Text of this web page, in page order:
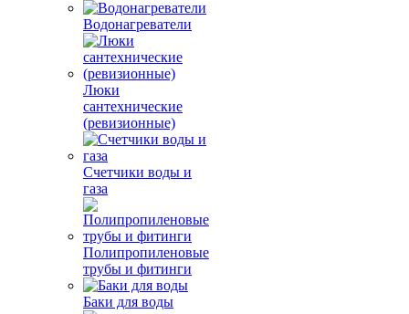
Водонагреватели
Люки
сантехнические
(ревизионные)
Счетчики воды и
газа
Полипропиленовые
трубы и фитинги
Баки для воды